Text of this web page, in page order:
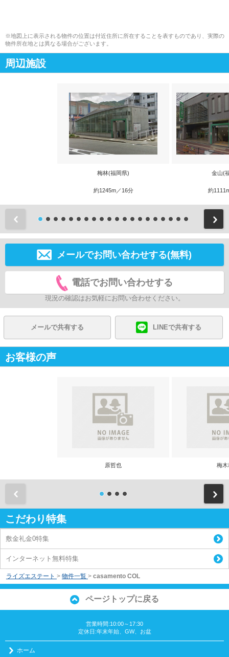
※地図上に表示される物件の位置は付近住所に所在することを表すものであり、実際の
物件所在地とは異なる場合がございます。
周辺施設
梅林(福岡県)
約1245m／16分
金山(
約
メールでお問い合わせする(無料)
電話でお問い合わせする
現況の確認はお気軽にお問い合わせください。
メールで共有する LINEで共有する
お客様の声
原哲也 梅木
こだわり特集
敷金礼金0特集
インターネット無料特集
ライズエステート > 物件一覧 > casamento COL
ページトップに戻る
営業時間:10:00～17:30
定休日:年末年始、GW、お盆
ホーム